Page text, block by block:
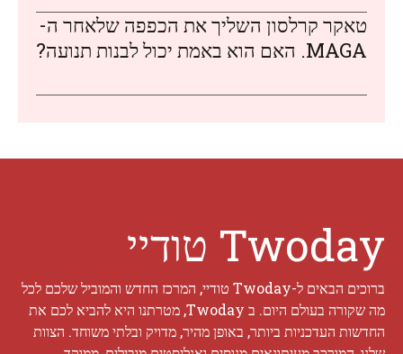
טאקר קרלסון השליך את הכפפה שלאחר ה-
MAGA. האם הוא באמת יכול לבנות תנועה?
Twoday טודיי
ברוכים הבאים ל-Twoday טודיי, המרכז החדש והמוביל שלכם לכל
מה שקורה בעולם היום. ב Twoday, מטרתנו היא להביא לכם את
החדשות העדכניות ביותר, באופן מהיר, מדויק ובלתי משוחד. הצוות